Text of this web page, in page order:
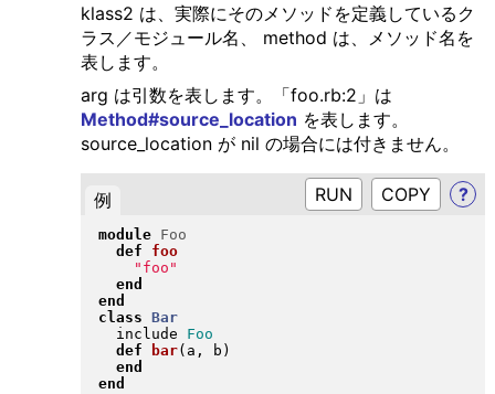
klass2 は、実際にそのメソッドを定義しているク
ラス／モジュール名、 method は、メソッド名を
表します。
arg は引数を表します。「foo.rb:2」は
Method#source_location を表します。
source_location が nil の場合には付きません。
例 RUN ?
module
Foo
def
foo
" foo "
end
end
class Bar
  include
Foo
def
bar( a, b )
end
end